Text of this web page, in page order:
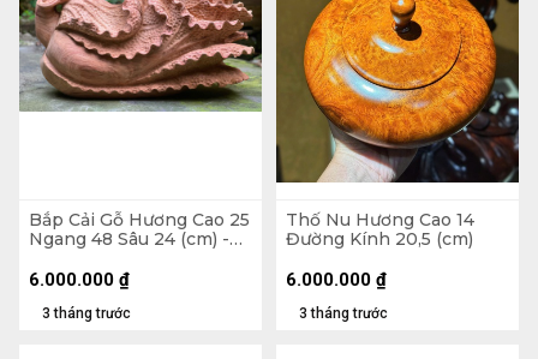
Bắp Cải Gỗ Hương Cao 25
Ngang 48 Sâu 24 (cm) -
3 tháng trước
6.000.000 ₫
Thố Nu Hương Cao 14
Đường Kính 20,5 (cm)
3 tháng trước
6.000.000 ₫